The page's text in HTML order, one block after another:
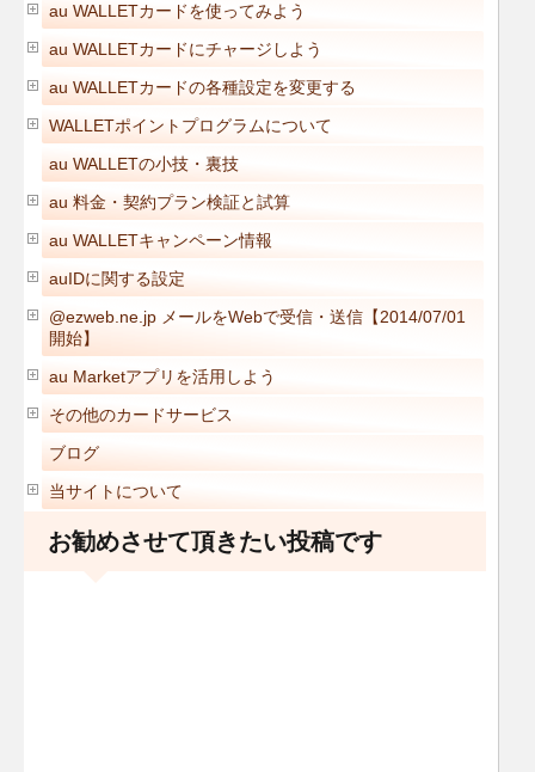
au WALLETカードを使ってみよう
au WALLETカードにチャージしよう
au WALLETカードの各種設定を変更する
WALLETポイントプログラムについて
au WALLETの小技・裏技
au 料金・契約プラン検証と試算
au WALLETキャンペーン情報
auIDに関する設定
@ezweb.ne.jp メールをWebで受信・送信【2014/07/01
開始】
au Marketアプリを活用しよう
その他のカードサービス
ブログ
当サイトについて
お勧めさせて頂きたい投稿です